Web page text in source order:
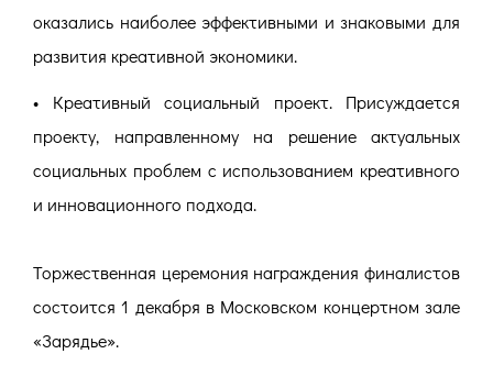
оказались наиболее эффективными и знаковыми для
развития креативной экономики.
• Креативный социальный проект. Присуждается
проекту, направленному на решение актуальных
социальных проблем с использованием креативного
и инновационного подхода.
Торжественная церемония награждения финалистов
состоится 1 декабря в Московском концертном зале
«Зарядье».